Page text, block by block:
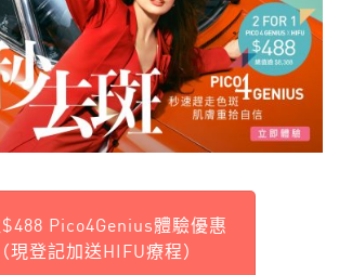
Pico4Genius體驗優惠
（現登記加送HIFU療程）